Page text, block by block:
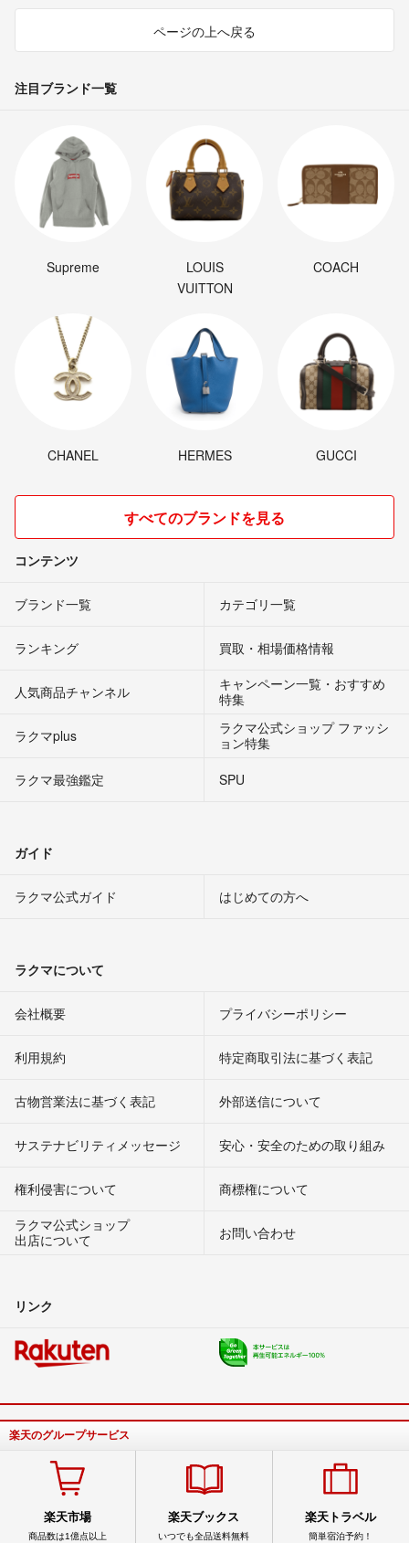
ページの上へ戻る
注目ブランド一覧
Supreme
LOUIS
VUITTON
COACH
CHANEL HERMES GUCCI
すべてのブランドを見る
コンテンツ
ブランド一覧 カテゴリ一覧
ランキング 買取・相場価格情報
人気商品チャンネル
キャンペーン一覧・おすすめ
特集
ラクマplus
ラクマ公式ショップ ファッシ
ョン特集
ラクマ最強鑑定
SPU
ガイド
ラクマ公式ガイド はじめての方へ
ラクマについて
会社概要 プライバシーポリシー
利用規約 特定商取引法に基づく表記
古物営業法に基づく表記 外部送信について
サステナビリティメッセージ 安心・安全のための取り組み
権利侵害について
商標権について
ラクマ公式ショップ
出店について
お問い合わせ
リンク
楽天のグループサービス
楽天市場
商品数は1億点以上
楽天ブックス
いつでも全品送料無料
楽天トラベル
簡単宿泊予約！